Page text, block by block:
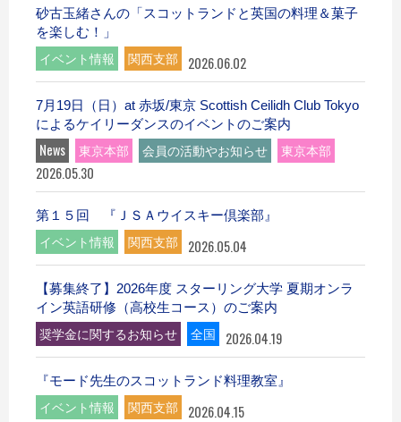
砂古玉緒さんの「スコットランドと英国の料理＆菓子
を楽しむ！」
イベント情報 関西支部 2026.06.02
7月19日（日）at 赤坂/東京 Scottish Ceilidh Club Tokyo
によるケイリーダンスのイベントのご案内
News 東京本部 会員の活動やお知らせ
東京本部
2026.05.30
第１５回 『ＪＳＡウイスキー倶楽部』
イベント情報 関西支部 2026.05.04
【募集終了】2026年度 スターリング大学 夏期オンラ
イン英語研修（高校生コース）のご案内
奨学金に関するお知らせ 全国 2026.04.19
『モード先生のスコットランド料理教室』
イベント情報 関西支部 2026.04.15